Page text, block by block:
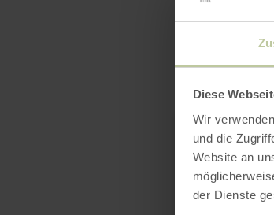
Diese
Wir
und die
Website an
der Dienste